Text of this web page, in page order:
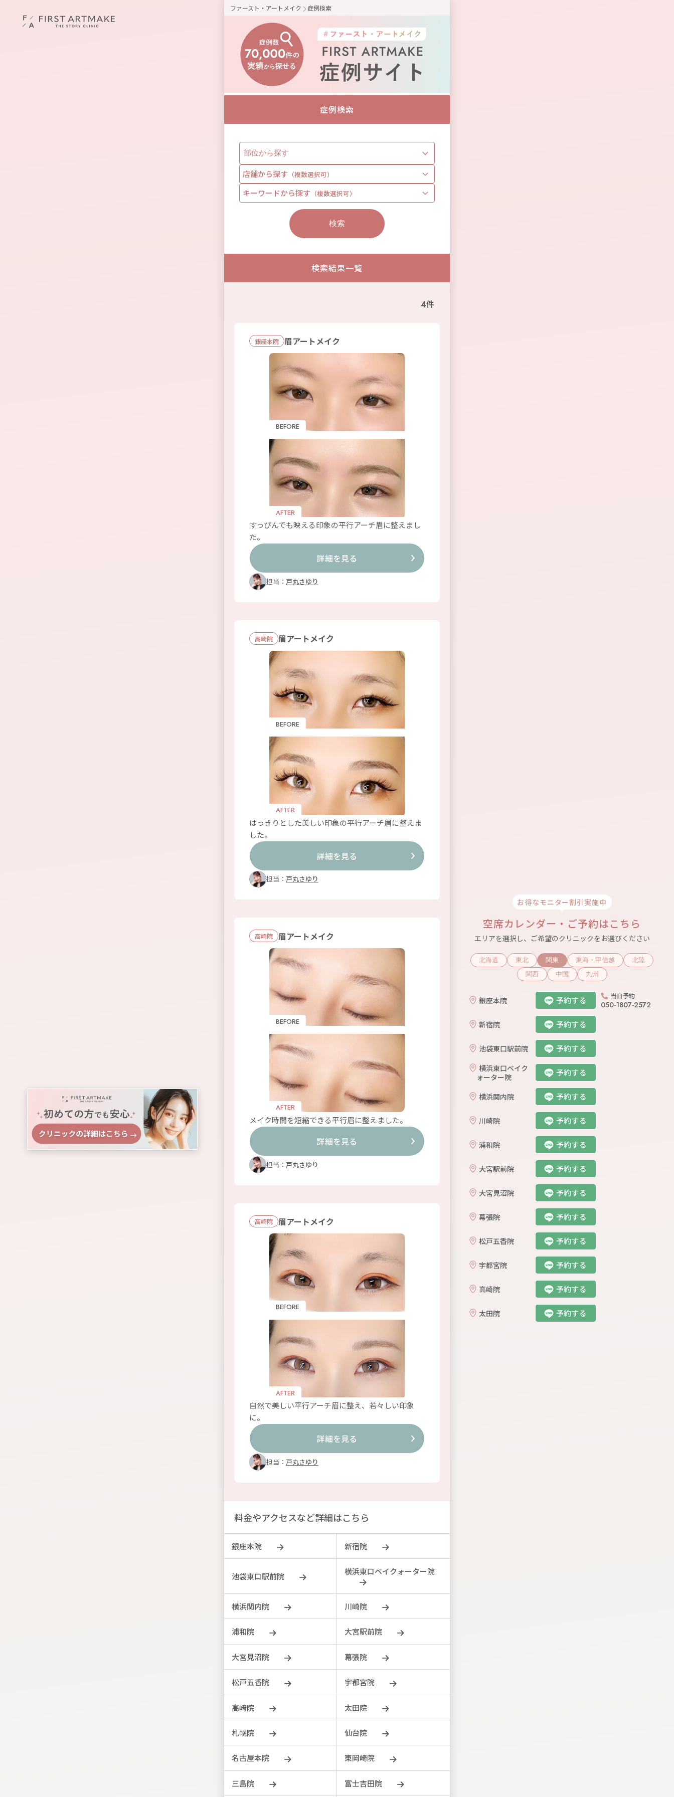
ファースト・アートメイク 症例検索
症例検索
店舗から探す （複数選択可）
キーワードから探す （複数選択可）
検索
検索結果一覧
4件
銀座本院 眉アートメイク
BEFORE
AFTER
すっぴんでも映える印象の平行アーチ眉に整えまし
た。
詳細を見る
担当： 戸丸さゆり
⾼崎院 眉アートメイク
BEFORE
AFTER
はっきりとした美しい印象の平行アーチ眉に整えま
した。
詳細を見る
担当： 戸丸さゆり
⾼崎院 眉アートメイク
BEFORE
AFTER
メイク時間を短縮できる平行眉に整えました。
詳細を見る
担当： 戸丸さゆり
⾼崎院 眉アートメイク
BEFORE
AFTER
自然で美しい平行アーチ眉に整え、若々しい印象
に。
詳細を見る
担当： 戸丸さゆり
料金やアクセスなど詳細はこちら
銀座本院 新宿院
池袋東口駅前院 横浜東口ベイクォーター院
横浜関内院 川崎院
浦和院 大宮駅前院
大宮見沼院 幕張院
松戸五香院 宇都宮院
⾼崎院 太田院
札幌院 仙台院
名古屋本院 東岡崎院
三島院 富士吉田院
お得なモニター割引実施中
空席カレンダー・ご予約はこちら
エリアを選択し、ご希望のクリニックをお選びください
北海道 東北 関東 東海・甲信越
北陸
関西
中国 九州
銀座本院 予約する 当日予約
050-1807-2572
新宿院
予約する
池袋東口駅前院 予約する
横浜東口ベイク
ォーター院
予約する
横浜関内院 予約する
川崎院 予約する
浦和院 予約する
大宮駅前院 予約する
大宮見沼院 予約する
幕張院 予約する
松戸五香院 予約する
宇都宮院 予約する
⾼崎院 予約する
太田院 予約する